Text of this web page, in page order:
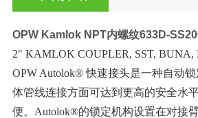
OPW Kamlok NPT内螺纹633D-
2" KAMLOK COUPLER, SST, BUNA,
OPW Autolok® 快速接头是一种自动
体管线连接方面可达到更高的安全水
便。Autolok®的锁定机构设置在对接